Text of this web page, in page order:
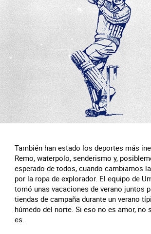
También han estado los deportes más
Remo, waterpolo, senderismo y,
esperado de todos, cuando cambiamos
por la ropa de explorador. El equipo de
tomó unas vacaciones de verano juntos
tiendas de campaña durante un verano
húmedo del norte. Si eso no es amor, no
es.